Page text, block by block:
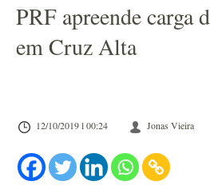
PRF apreende carga
em Cruz Alta
12/10/2019 l 00:24 Jonas Vieira